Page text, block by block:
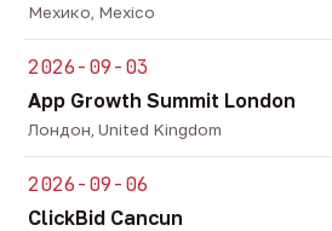
Мехико, Mexico
2026-09-03
App Growth Summit London
Лондон, United Kingdom
2026-09-06
ClickBid Cancun